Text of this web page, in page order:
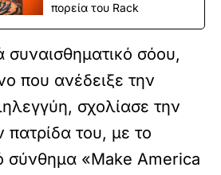
πορεία του Rack
συναισθηματικό σόου,
που ανέδειξε την
σχολίασε την
πατρίδα του, με το
σύνθημα «Make America